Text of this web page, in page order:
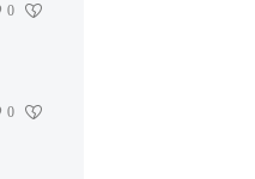
0
0